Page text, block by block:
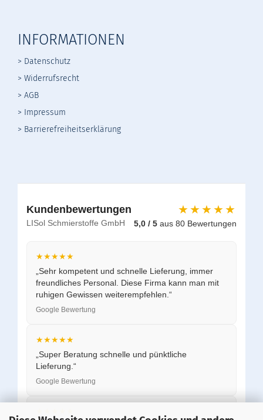
INFORMATIONEN
> Datenschutz
> Widerrufsrecht
> AGB
> Impressum
> Barrierefreiheitserklärung
Kundenbewertungen
LISol Schmierstoffe GmbH
★★★★★
5,0 / 5 aus 80 Bewertungen
★★★★★
„Sehr kompetent und schnelle Lieferung, immer
freundliches Personal. Diese Firma kann man mit
ruhigen Gewissen weiterempfehlen.“
Google Bewertung
★★★★★
„Super Beratung schnelle und pünktliche
Lieferung.“
Google Bewertung